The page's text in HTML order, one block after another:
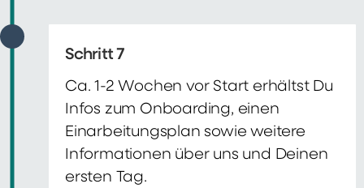
Schritt 7
Ca. 1-2 Wochen vor Start erhältst Du
Infos zum Onboarding, einen
Einarbeitungsplan sowie weitere
Informationen über uns und Deinen
ersten Tag.